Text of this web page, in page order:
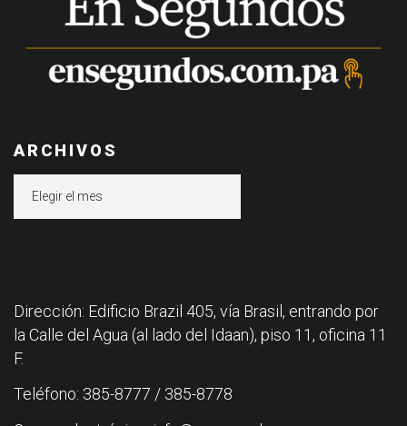
ARCHIVOS
Dirección: Edificio Brazil 405, vía Brasil, entrando por
la Calle del Agua (al lado del Idaan), piso 11, oficina 11
F.
Teléfono: 385-8777 / 385-8778